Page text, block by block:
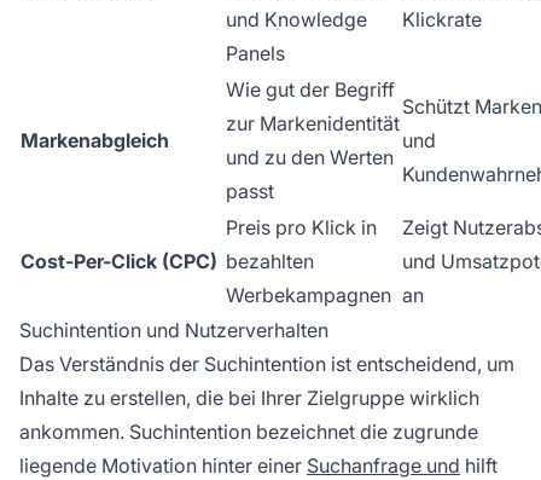
und Knowledge
Panels
Klickrate
Markenabgleich
Wie gut der Begriff
zur Markenidentität
und zu den Werten
passt
Schützt
und
Cost-Per-Click (CPC)
Preis pro Klick in
bezahlten
Werbekampagnen
Zeigt
und
an
Suchintention und Nutzerverhalten
Das Verständnis der Suchintention ist entscheidend, um
Inhalte zu erstellen, die bei Ihrer Zielgruppe wirklich
ankommen. Suchintention bezeichnet die zugrunde
liegende Motivation hinter einer Suchanfrage und hilft